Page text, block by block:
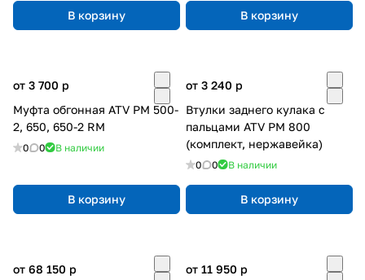
В корзину В корзину
от 3 700 p
Муфта обгонная ATV РМ 500-
2, 650, 650-2 RM
0 0 В наличии
В корзину
от 3 240 p
Втулки заднего кулака с
пальцами ATV РМ 800
(комплект, нержавейка)
0 0 В наличии
В корзину
от 68 150 p
от 11 950 p